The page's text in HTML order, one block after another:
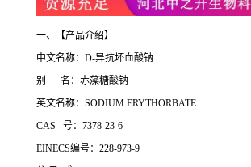
一、【产品介绍】
中文名称：D-异抗坏血酸钠
别 名：赤藻糖酸钠
英文名称：SODIUM ERYTHORBATE
CAS 号：7378-23-6
EINECS编号：228-973-9